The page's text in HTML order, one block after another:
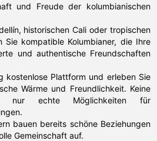
und Freude der kolumbianischen
historischen Cali oder tropischen
Sie kompatible Kolumbianer, die Ihre
und authentische Freundschaften
kostenlose Plattform und erleben Sie
Wärme und Freundlichkeit. Keine
nur echte Möglichkeiten für
bauen bereits schöne Beziehungen
Gemeinschaft auf.